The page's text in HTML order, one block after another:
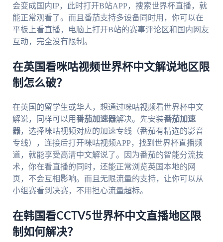
会变成国内IP，此时打开B站APP，搜索世界杯直播，就
能正常观看了。而且番茄支持多设备同时用，你可以在
平板上看直播，电脑上打开B站的赛事评论区和国内网友
互动，完全没有限制。
在英国看咪咕视频世界杯中文解说地区限
制怎么破？
在英国的留学生或华人，想通过咪咕视频看世界杯中文
解说，同样可以用番茄加速器解决。先安装番茄加速
器，选择咪咕视频对应的加速专线（番茄有精选的影音
专线），连接后打开咪咕视频APP，找到世界杯直播频
道，就能享受高清中文解说了。因为番茄的智能分流技
术，你在看直播的同时，还能正常浏览英国本地的网
页，不会互相影响。而且无限流量的支持，让你可以从
小组赛看到决赛，不用担心流量超标。
在韩国看CCTV5世界杯中文直播地区限
制如何解决？